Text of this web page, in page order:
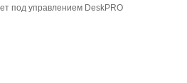
под управлением DeskPRO